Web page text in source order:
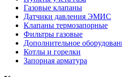
Газовые клапаны
Датчики давления ЭМИС
Клапаны термозапорные
Фильтры газовые
Дополнительное
Котлы и горелки
Запорная арматура